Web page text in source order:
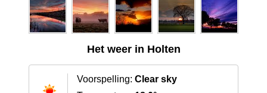
Het weer in Holten
Voorspelling: Clear sky